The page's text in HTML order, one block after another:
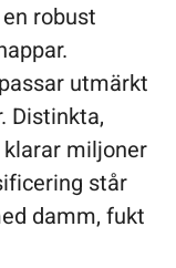
robust
utmärkt
Distinkta,
miljoner
står
damm, fukt